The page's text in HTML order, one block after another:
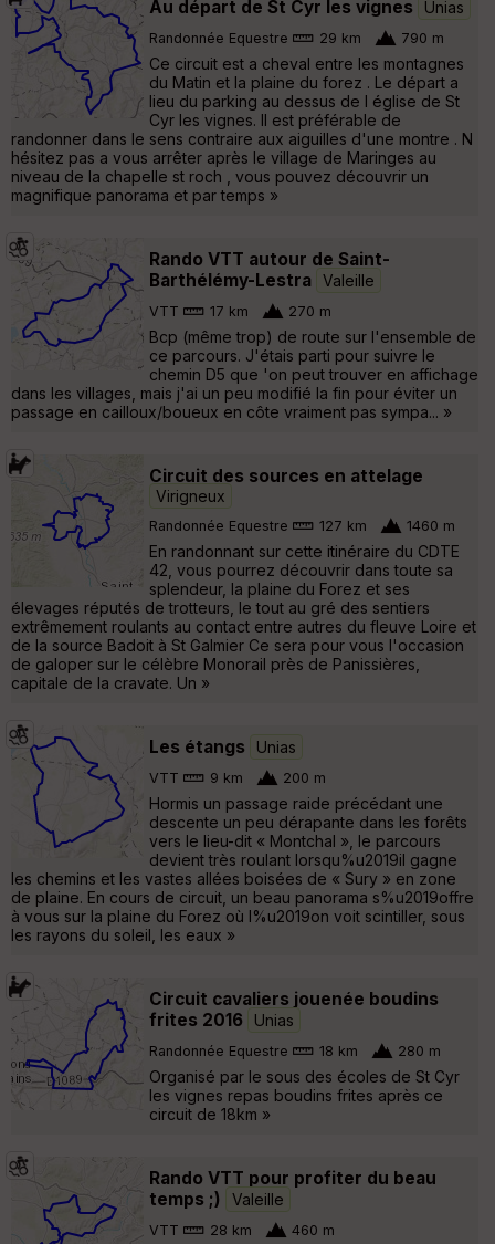
Au départ de St Cyr les vignes Unias
Randonnée Equestre 29 km 790 m
Ce circuit est a cheval entre les montagnes
du Matin et la plaine du forez . Le départ a
lieu du parking au dessus de l église de St
Cyr les vignes. Il est préférable de
randonner dans le sens contraire aux aiguilles d'une montre . N
hésitez pas a vous arrêter après le village de Maringes au
niveau de la chapelle st roch , vous pouvez découvrir un
magnifique panorama et par temps »
Rando VTT autour de Saint-
Barthélémy-Lestra
Valeille
VTT 17 km 270 m
Bcp (même trop) de route sur l'ensemble de
ce parcours. J'étais parti pour suivre le
chemin D5 que 'on peut trouver en affichage
dans les villages, mais j'ai un peu modifié la fin pour éviter un
passage en cailloux/boueux en côte vraiment pas sympa... »
Circuit des sources en attelage
Virigneux
Randonnée Equestre 127 km 1460 m
En randonnant sur cette itinéraire du CDTE
42, vous pourrez découvrir dans toute sa
splendeur, la plaine du Forez et ses
élevages réputés de trotteurs, le tout au gré des sentiers
extrêmement roulants au contact entre autres du fleuve Loire et
de la source Badoit à St Galmier Ce sera pour vous l'occasion
de galoper sur le célèbre Monorail près de Panissières,
capitale de la cravate. Un »
Les étangs Unias
VTT 9 km 200 m
Hormis un passage raide précédant une
descente un peu dérapante dans les forêts
vers le lieu-dit « Montchal », le parcours
devient très roulant lorsqu%u2019il gagne
les chemins et les vastes allées boisées de « Sury » en zone
de plaine. En cours de circuit, un beau panorama s%u2019offre
à vous sur la plaine du Forez où l%u2019on voit scintiller, sous
les rayons du soleil, les eaux »
Circuit cavaliers jouenée boudins
frites 2016
Unias
Randonnée Equestre 18 km 280 m
Organisé par le sous des écoles de St Cyr
les vignes repas boudins frites après ce
circuit de 18km »
Rando VTT pour profiter du beau
temps ;)
Valeille
VTT 28 km 460 m